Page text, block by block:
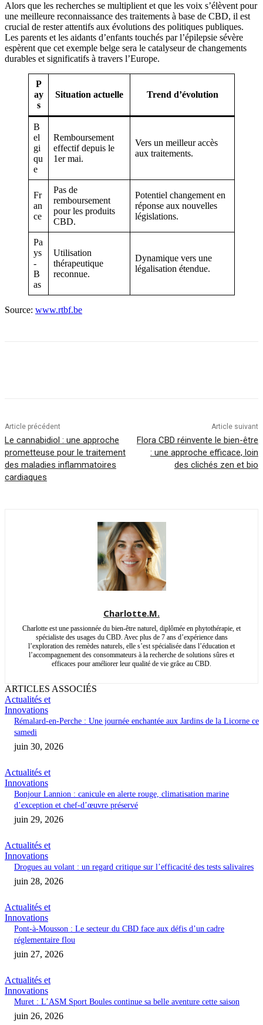
Alors que les recherches se multiplient et que les voix s’élèvent pour
une meilleure reconnaissance des traitements à base de CBD, il est
crucial de rester attentifs aux évolutions des politiques publiques.
Les parents et les aidants d’enfants touchés par l’épilepsie sévère
espèrent que cet exemple belge sera le catalyseur de changements
durables et significatifs à travers l’Europe.
P
ay
s
Situation actuelle Trend d’évolution
B
el
gi
qu
e
Remboursement
effectif depuis le
1er mai.
Vers un meilleur accès
aux traitements.
Fr
an
ce
Pas de
remboursement
pour les produits
CBD.
Potentiel changement en
réponse aux nouvelles
législations.
Pa
ys
-
B
as
Utilisation
thérapeutique
reconnue.
Dynamique vers une
légalisation étendue.
Source: www.rtbf.be
Article précédent
Le cannabidiol : une approche
prometteuse pour le traitement
des maladies inflammatoires
cardiaques
Article suivant
Flora CBD réinvente le bien-être
: une approche efficace, loin
des clichés zen et bio
Charlotte.M.
Charlotte est une passionnée du bien-être naturel, diplômée en phytothérapie, et
spécialiste des usages du CBD. Avec plus de 7 ans d’expérience dans
l’exploration des remèdes naturels, elle s’est spécialisée dans l’éducation et
l’accompagnement des consommateurs à la recherche de solutions sûres et
efficaces pour améliorer leur qualité de vie grâce au CBD.
ARTICLES ASSOCIÉS
Actualités et
Innovations
Rémalard-en-Perche : Une journée enchantée aux Jardins de la Licorne ce
samedi
juin 30, 2026
Actualités et
Innovations
Bonjour Lannion : canicule en alerte rouge, climatisation marine
d’exception et chef-d’œuvre préservé
juin 29, 2026
Actualités et
Innovations
Drogues au volant : un regard critique sur l’efficacité des tests salivaires
juin 28, 2026
Actualités et
Innovations
Pont-à-Mousson : Le secteur du CBD face aux défis d’un cadre
réglementaire flou
juin 27, 2026
Actualités et
Innovations
Muret : L’ASM Sport Boules continue sa belle aventure cette saison
juin 26, 2026